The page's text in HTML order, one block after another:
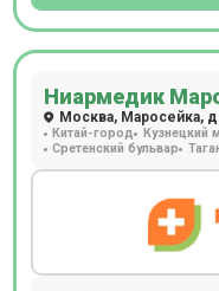
Ниармедик
Москва, Маросейка,
Китай-город Кузнецкий
Сретенский бульвар